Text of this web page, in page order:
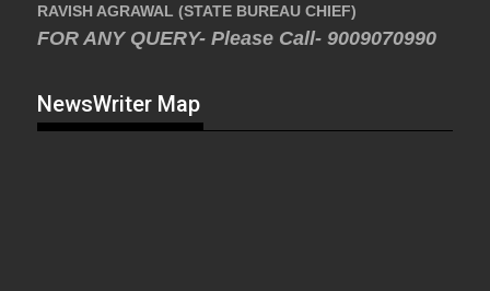
RAVISH AGRAWAL (STATE BUREAU CHIEF)
FOR ANY QUERY- Please Call- 9009070990
NewsWriter Map